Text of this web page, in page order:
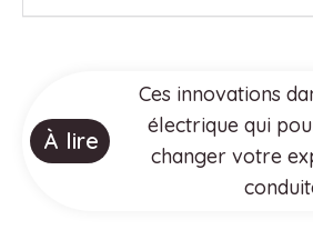
À lire
Ces innovations
électrique qui
changer votre